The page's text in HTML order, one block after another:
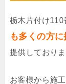
栃木片付け110
も多くの方に
提供しておりま
お客様から施